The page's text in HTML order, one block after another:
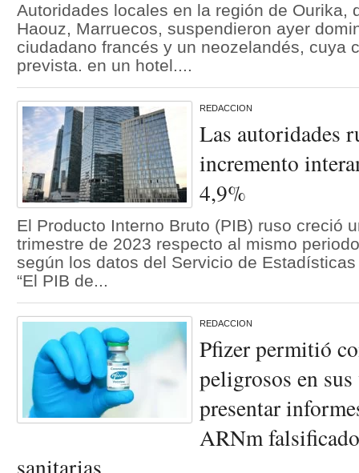
Autoridades locales en la región de Ourika,
Haouz, Marruecos, suspendieron ayer
ciudadano francés y un neozelandés, cuya
prevista. en un hotel....
REDACCION
Las autoridades
incremento
4,9%
El Producto Interno Bruto (PIB) ruso creció
trimestre de 2023 respecto al mismo
según los datos del Servicio de
“El PIB de...
REDACCION
Pfizer permitió
peligrosos en
presentar
ARNm
sanitarias